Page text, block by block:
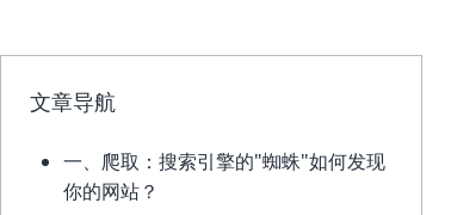
文章导航
一、爬取：搜索引擎的"蜘蛛"如何发现
你的网站？